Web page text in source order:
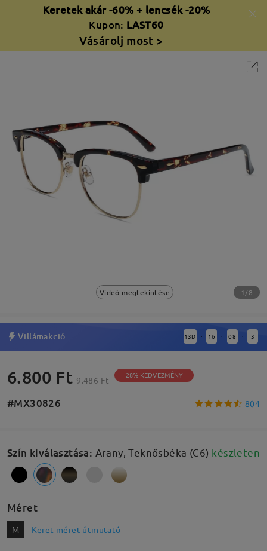
Keretek akár -60% + lencsék -20%
Kupon: LAST60
Vásárolj most >
Videó megtekintése 1/8
Villámakció 13D : 16 : 08 : 2
6.800 Ft 9.486 Ft 28% KEDVEZMÉNY
#MX30826 804
Szín kiválasztása: Arany, Teknősbéka (C6) készleten
Méret
M Keret méret útmutató